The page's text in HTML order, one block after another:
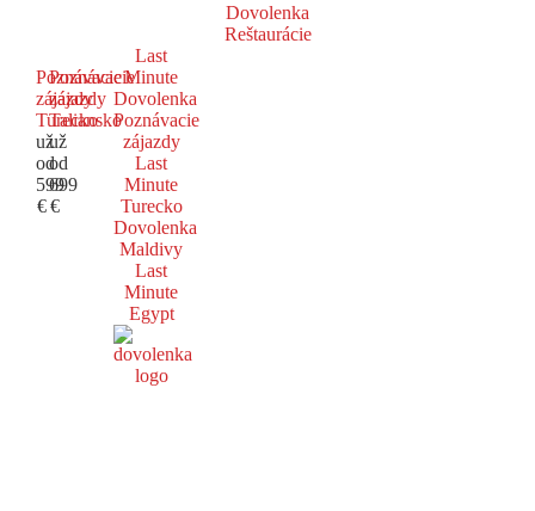
Dovolenka
Reštaurácie
Poznávacie
zájazdy
Turecko
už
od
599
€
Poznávacie
zájazdy
Taliansko
už
od
699
€
Last
Minute
Dovolenka
Poznávacie
zájazdy
Last
Minute
Turecko
Dovolenka
Maldivy
Last
Minute
Egypt